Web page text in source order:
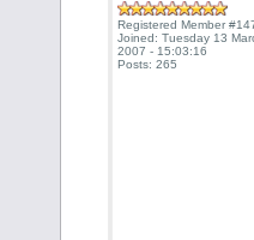
Registered Member
Joined: Tuesday 13
2007 - 15:03:16
Posts: 265